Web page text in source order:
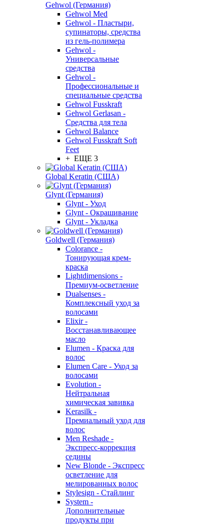
Gehwol (Германия)
Gehwol Med
Gehwol - Пластыри,
супинаторы, средства
из гель-полимера
Gehwol -
Универсальные
средства
Gehwol -
Профессиональные и
специальные средства
Gehwol Fusskraft
Gehwol Gerlasan -
Средства для тела
Gehwol Balance
Gehwol Fusskraft Soft
Feet
+ ЕЩЕ 3
Global Keratin (США)
Glynt (Германия)
Glynt - Уход
Glynt - Окрашивание
Glynt - Укладка
Goldwell (Германия)
Colorance -
Тонирующая крем-
краска
Lightdimensions -
Премиум-осветление
Dualsenses -
Комплексный уход за
волосами
Elixir -
Восстанавливающее
масло
Elumen - Краска для
волос
Elumen Care - Уход за
волосами
Evolution -
Нейтральная
химическая завивка
Kerasilk -
Премиальный уход для
волос
Men Reshade -
Экспресс-коррекция
седины
New Blonde - Экспресс
осветление для
мелированных волос
Stylesign - Стайлинг
System -
Дополнительные
продукты при